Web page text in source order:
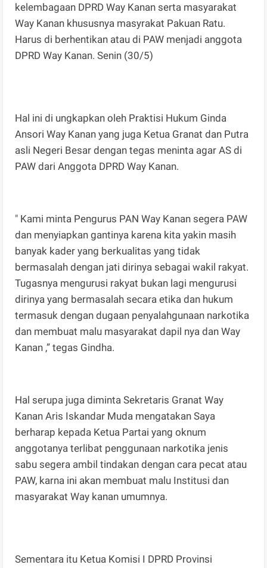
kelembagaan DPRD Way Kanan serta masyarakat
Way Kanan khususnya masyrakat Pakuan Ratu.
Harus di berhentikan atau di PAW menjadi anggota
DPRD Way Kanan. Senin (30/5)
Hal ini di ungkapkan oleh Praktisi Hukum Ginda
Ansori Way Kanan yang juga Ketua Granat dan Putra
asli Negeri Besar dengan tegas meninta agar AS di
PAW dari Anggota DPRD Way Kanan.
" Kami minta Pengurus PAN Way Kanan segera PAW
dan menyiapkan gantinya karena kita yakin masih
banyak kader yang berkualitas yang tidak
bermasalah dengan jati dirinya sebagai wakil rakyat.
Tugasnya mengurusi rakyat bukan lagi mengurusi
dirinya yang bermasalah secara etika dan hukum
termasuk dengan dugaan penyalahgunaan narkotika
dan membuat malu masyarakat dapil nya dan Way
Kanan ,” tegas Gindha.
Hal serupa juga diminta Sekretaris Granat Way
Kanan Aris Iskandar Muda mengatakan Saya
berharap kepada Ketua Partai yang oknum
anggotanya terlibat penggunaan narkotika jenis
sabu segera ambil tindakan dengan cara pecat atau
PAW, karna ini akan membuat malu Institusi dan
masyarakat Way kanan umumnya.
Sementara itu Ketua Komisi I DPRD Provinsi